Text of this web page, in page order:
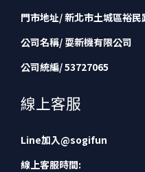
門市地址/ 新北市土城區裕民
公司名稱/ 耍新機有限公司
公司統編/ 53727065
線上客服
Line加入@sogifun
線上客服時間: